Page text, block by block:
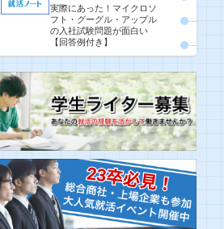
実際にあった！マイクロソ
フト・グーグル・アップル
の入社試験問題が面白い
【回答例付き】